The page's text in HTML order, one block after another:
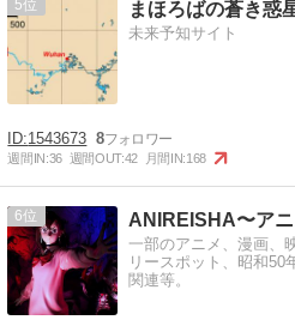
5 まほろばの蒼き惑
未来予知サイト
1543673 8
週間IN:36 週間OUT:42 月間IN:168
6
一部のアニメ、漫画、
リースポット、昭和50
関連等。